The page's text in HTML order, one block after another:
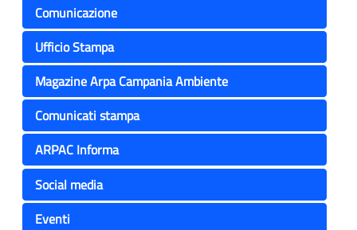
Comunicazione
Ufficio Stampa
Magazine Arpa Campania Ambiente
Comunicati stampa
ARPAC Informa
Social media
Eventi